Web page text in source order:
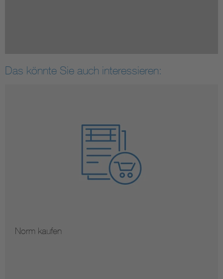
Das könnte Sie auch interessieren:
Norm kaufen